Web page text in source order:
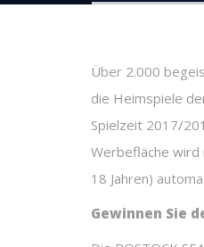
Über 2.000
die Heimspiele
Spielzeit 2017/
Werbefläche wird
18 Jahren)
Gewinnen Sie